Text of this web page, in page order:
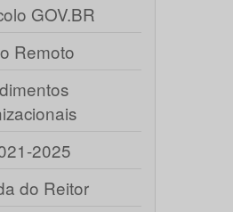
GOV.BR
Remoto
2025
do Reitor